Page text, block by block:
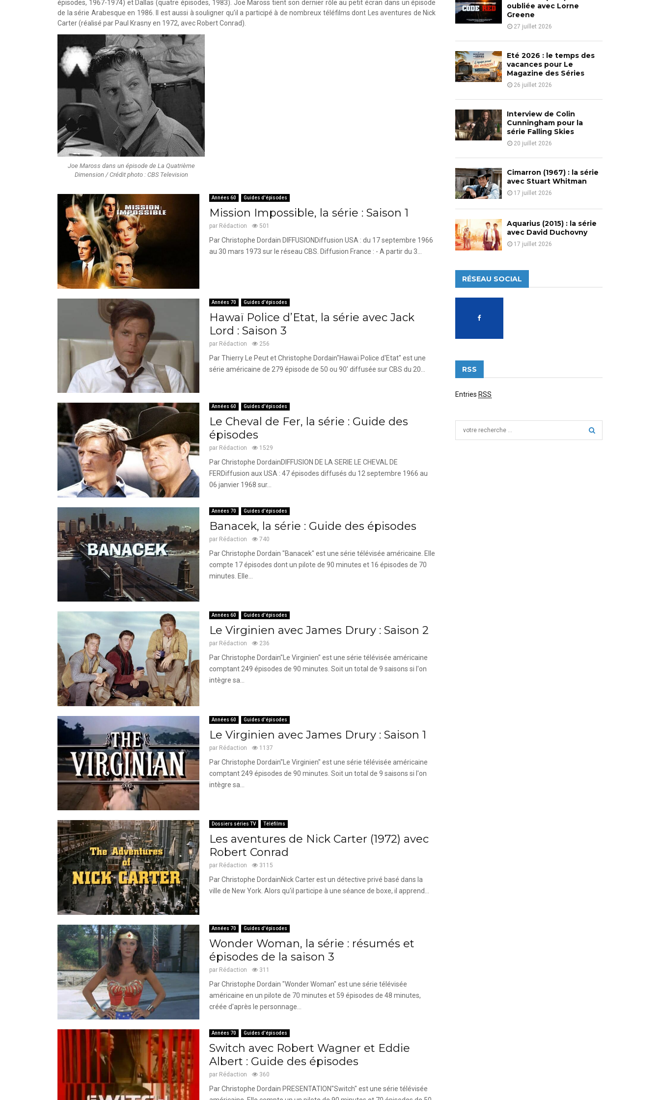
épisodes, 1967-1974) et Dallas (quatre épisodes, 1983). Joe Maross tient son dernier rôle au petit écran dans un épisode
de la série Arabesque en 1986. Il est aussi à souligner qu’il a participé à de nombreux téléfilms dont Les aventures de Nick
Carter (réalisé par Paul Krasny en 1972, avec Robert Conrad).
Joe Maross dans un épisode de La Quatrième
Dimension / Crédit photo : CBS Television
Années 60 Guides d'épisodes
Mission Impossible, la série : Saison 1
par Rédaction 501
Par Christophe Dordain DIFFUSIONDiffusion USA : du 17 septembre 1966
au 30 mars 1973 sur le réseau CBS. Diffusion France : - A partir du 3...
Années 70 Guides d'épisodes
Hawaï Police d’Etat, la série avec Jack
Lord : Saison 3
par Rédaction 256
Par Thierry Le Peut et Christophe Dordain"Hawaï Police d'Etat" est une
série américaine de 279 épisode de 50 ou 90’ diffusée sur CBS du 20...
Années 60 Guides d'épisodes
Le Cheval de Fer, la série : Guide des
épisodes
par Rédaction 1529
Par Christophe DordainDIFFUSION DE LA SERIE LE CHEVAL DE
FERDiffusion aux USA : 47 épisodes diffusés du 12 septembre 1966 au
06 janvier 1968 sur...
Années 70 Guides d'épisodes
Banacek, la série : Guide des épisodes
par Rédaction 740
Par Christophe Dordain "Banacek" est une série télévisée américaine. Elle
compte 17 épisodes dont un pilote de 90 minutes et 16 épisodes de 70
minutes. Elle...
Années 60 Guides d'épisodes
Le Virginien avec James Drury : Saison 2
par Rédaction 236
Par Christophe Dordain"Le Virginien" est une série télévisée américaine
comptant 249 épisodes de 90 minutes. Soit un total de 9 saisons si l'on
intègre sa...
Années 60 Guides d'épisodes
Le Virginien avec James Drury : Saison 1
par Rédaction 1137
Par Christophe Dordain"Le Virginien" est une série télévisée américaine
comptant 249 épisodes de 90 minutes. Soit un total de 9 saisons si l'on
intègre sa...
Dossiers séries TV Téléfilms
Les aventures de Nick Carter (1972) avec
Robert Conrad
par Rédaction 3115
Par Christophe DordainNick Carter est un détective privé basé dans la
ville de New York. Alors qu'il participe à une séance de boxe, il apprend...
Années 70 Guides d'épisodes
Wonder Woman, la série : résumés et
épisodes de la saison 3
par Rédaction 311
Par Christophe Dordain "Wonder Woman" est une série télévisée
américaine en un pilote de 70 minutes et 59 épisodes de 48 minutes,
créée d'après le personnage...
Années 70 Guides d'épisodes
Switch avec Robert Wagner et Eddie
Albert : Guide des épisodes
par Rédaction 360
Par Christophe Dordain PRESENTATION"Switch" est une série télévisée
o
r
:
H
oubliée avec Lorne
Greene
27 juillet 2026
Eté 2026 : le temps des
vacances pour Le
Magazine des Séries
26 juillet 2026
Interview de Colin
Cunningham pour la
série Falling Skies
20 juillet 2026
Cimarron (1967) : la série
avec Stuart Whitman
17 juillet 2026
Aquarius (2015) : la série
avec David Duchovny
17 juillet 2026
RÉSEAU SOCIAL
RSS
Entries RSS